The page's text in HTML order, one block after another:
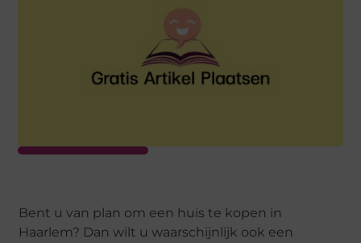
Bent u van plan om een huis te kopen in
Haarlem? Dan wilt u waarschijnlijk ook een